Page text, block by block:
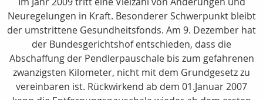
Neuregelungen in Kraft. Besonderer Schwerpunkt bleibt
der umstrittene Gesundheitsfonds. Am 9. Dezember hat
der Bundesgerichtshof entschieden, dass die
Abschaffung der Pendlerpauschale bis zum gefahrenen
zwanzigsten Kilometer, nicht mit dem Grundgesetz zu
vereinbaren ist. Rückwirkend ab dem 01.Januar 2007